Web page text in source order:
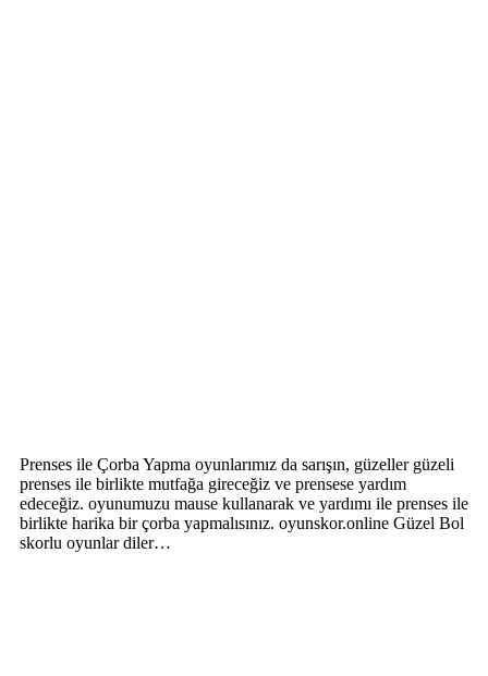
Prenses ile Çorba Yapma oyunlarımız da sarışın, güzeller güzeli
prenses ile birlikte mutfağa gireceğiz ve prensese yardım
edeceğiz. oyunumuzu mause kullanarak ve yardımı ile prenses ile
birlikte harika bir çorba yapmalısınız. oyunskor.online Güzel Bol
skorlu oyunlar diler…